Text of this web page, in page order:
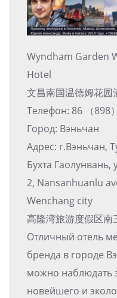
Wyndham Garden
Hotel
文昌南国温德姆花园
Телефон: 86 （898
Город: Вэньчан
Адрес: г.Вэньчан,
Бухта Гаолунвань,
2, Nansanhuanlu
Wenchang city
高隆湾旅游度假区南
Отличный отель
бренда в городе
можно наблюдать
новейшего и